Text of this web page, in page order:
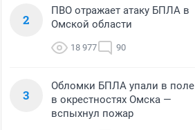
2
ПВО отражает атаку БПЛА в
Омской области
18 977 90
3
Обломки БПЛА упали в поле
в окрестностях Омска —
вспыхнул пожар